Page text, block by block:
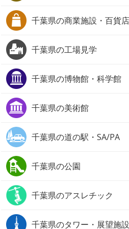
千葉県の商業施設・百貨店
千葉県の工場見学
千葉県の博物館・科学館
千葉県の美術館
千葉県の道の駅・SA/PA
千葉県の公園
千葉県のアスレチック
千葉県のタワー・展望施設